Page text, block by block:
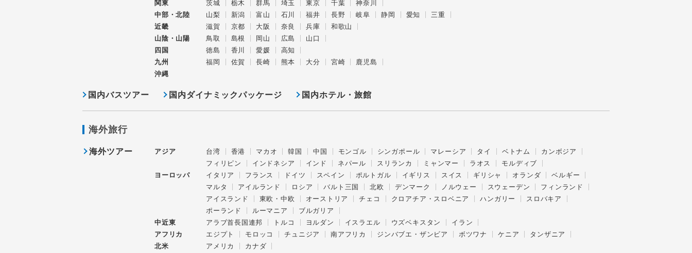
関東
茨城 栃木 群馬 埼玉 東京 千葉
神奈川
中部・北陸
山梨 新潟 富山 石川 福井 長野 岐阜 静岡 愛知
三重
近畿
滋賀 京都 大阪 奈良 兵庫
和歌山
山陰・山陽
鳥取 島根 岡山 広島
山口
四国
徳島 香川 愛媛
高知
九州
福岡 佐賀 長崎 熊本 大分 宮崎
鹿児島
沖縄
国内バスツアー 国内ダイナミックパッケージ 国内ホテル・旅館
海外旅行
海外ツアー アジア 台湾 香港 マカオ 韓国 中国 モンゴル シンガポール マレーシア タイ ベトナム
カンボジア
フィリピン
インドネシア インド ネパール スリランカ ミャンマー ラオス
モルディブ
ヨーロッパ
イタリア フランス ドイツ スペイン ポルトガル イギリス スイス ギリシャ オランダ
ベルギー
マルタ
アイルランド ロシア バルト三国 北欧 デンマーク ノルウェー スウェーデン
フィンランド
アイスランド
東欧・中欧 オーストリア チェコ クロアチア・スロベニア ハンガリー
スロバキア
ポーランド
ルーマニア
ブルガリア
中近東
アラブ首長国連邦 トルコ ヨルダン イスラエル ウズベキスタン
イラン
アフリカ
エジプト モロッコ チュニジア 南アフリカ ジンバブエ・ザンビア ボツワナ ケニア
タンザニア
北米
アメリカ
カナダ